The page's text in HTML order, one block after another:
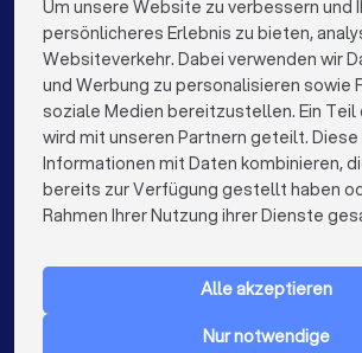
DJs in Duisburg
DJs in
DJs in Wuppertal
DJs in Bielefeld
DJs in Münster
DJs in
Die besten DJs für Sie
info@trustlocal.de
FÜR PRIVATPERSONEN
Um unsere Website zu verbessern und
persönlicheres Erlebnis zu bieten,
Websiteverkehr. Dabei verwenden wir
und Werbung zu personalisieren sowie
soziale Medien bereitzustellen. Ein Teil
wird mit unseren Partnern geteilt. Diese
Informationen mit Daten kombinieren,
bereits zur Verfügung gestellt haben
Rahmen Ihrer Nutzung ihrer Dienste
Alle akzeptieren
Nur notwendige